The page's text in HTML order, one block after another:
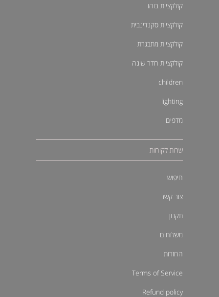
קולקציית בוהו
קולקציית סקנדינבית
קולקציית מתבגרת
קולקציית חדר שינה
children
lighting
מדפים
שרות לקוחות
חיפוש
צור קשר
תקנון
משלוחים
החזרות
Terms of Service
Refund policy